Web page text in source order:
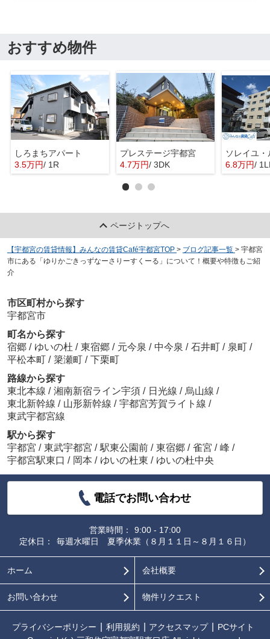
おすすめ物件
しろまちアパート
3.5万円/ 1R
プレステージ宇都宮
4.7万円/ 3DK
ソレイユ
6.8万円/
ページトップへ
【宇都宮の賃貸情報】みんなの賃貸Café宇都宮TOP > ブログ記事一覧 > 宇都宮
市にある「ゆりかごきっずなーさりーすくーる」について！概要や特徴もご紹
介
市区町村から探す
宇都宮市
町名から探す
宿郷 / ゆいの杜 / 東宿郷 / 元今泉 / 中今泉 / 石井町 / 泉町 /
平松本町 / 簗瀬町 / 下栗町
路線から探す
東北本線 / 湘南新宿ライン宇須 / 日光線 / 烏山線 /
東北新幹線 / 山形新幹線 / 宇都宮芳賀ライト線 /
東武宇都宮線
駅から探す
宇都宮 / 東武宇都宮 / 駅東公園前 / 東宿郷 / 雀宮 / 峰 /
宇都宮駅東口 / 岡本 / ゆいの杜東 / ゆいの杜中央
電話でお問い合わせ
営業時間：
9:00 - 17:00
定休日：
毎週水曜日 夏季休業（８月１１日～８月１６日）
ホーム 会社概要
お問い合わせ 物件リクエスト
プライバシーポリシー 利用規約 アクセスマップ
PCサイト